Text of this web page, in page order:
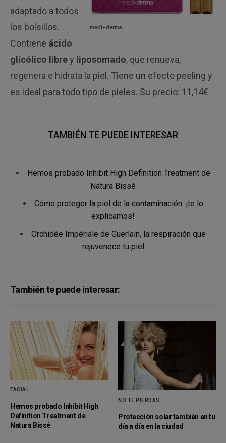
medi+derma
adaptado a todos
los bolsillos.
Contiene ácido
glicólico librey liposomado, que renueva,
regenera e hidrata la piel. Tiene un efecto peeling y
es ideal para todo tipo de pieles. Su precio: 11,14€
TAMBIÉN TE PUEDE INTERESAR
Hemos probado Inhibit High Definition Treatment de
Natura Bissé
Cómo proteger la piel de la contaminación: ¡te lo
explicamos!
Orchidée Impériale de Guerlain, la respiración que
rejuvenece tu piel
También te puede interesar:
FACIAL
Hemos probado Inhibit High
Definition Treatment de
Natura Bissé
NO TE PIERDAS
Protección solar también en tu
día a día en la ciudad